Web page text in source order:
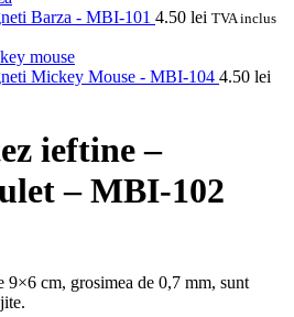
Barza - MBI-101 4.50 lei TVA inclus
Mickey Mouse - MBI-104 4.50 lei
ieftine –
– MBI-102
9×6 cm, grosimea de 0,7 mm, sunt